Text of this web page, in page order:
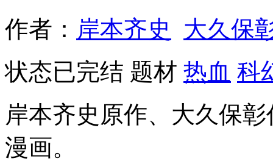
作者： 岸本齐史
大久保
状态已完结 题材 热血 科
岸本齐史原作、大久保
漫画。